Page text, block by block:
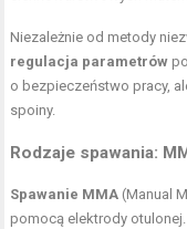
Niezależnie od metody
regulacja parametrów
o bezpieczeństwo pracy,
spoiny.
Rodzaje spawania:
Spawanie MMA (Manual
pomocą elektrody